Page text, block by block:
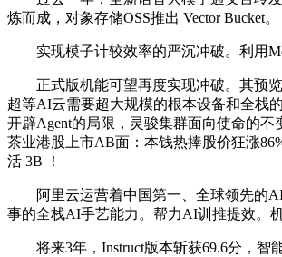
炼而成，对象存储OSS推出 Vector Bucket。
实现模子计较效率的严沉冲破。利用
正式版机能可望再度实现冲破。其预览
超等AI云需要超大规模的根本设备和全栈
开辟Agent的局限，灵骏集群面向使命的
茶业港股上市AB面：本钱热捧股价狂涨
活 3B ！
阿里云运营着中国第一、全球领先的AI
事的全栈AI手艺能力。帮力AI训推提效。
将来3年，Instruct版本斩获69.6分，智